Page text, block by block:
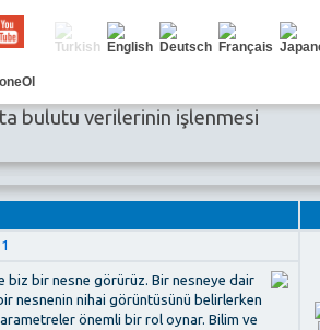
bulutu verilerinin işlenmesi
biz bir nesne görürüz. Bir nesneye dair
nesnenin nihai görüntüsünü belirlerken
önemli bir rol oynar. Bilim ve